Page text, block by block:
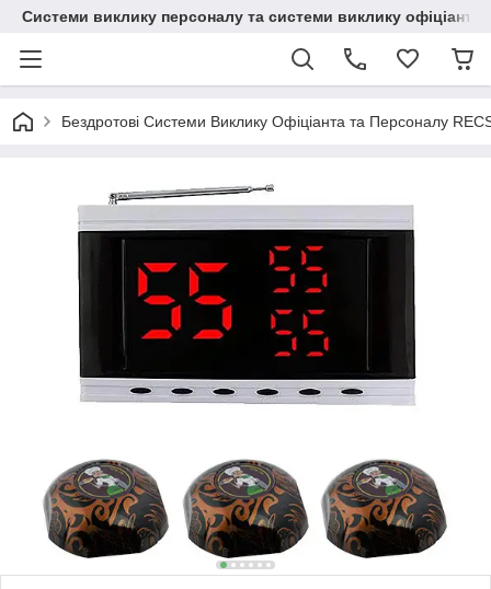
Системи виклику персоналу та системи виклику офіціанта
Бездротові Системи Виклику Офіціанта та Персоналу